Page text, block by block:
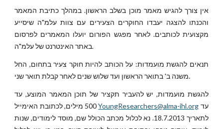
אין צורך להגיש מאמר מוכן בשלב הראשון. במהלך כתיבת המאמר
והכנתו להצגה יעבדו החוקרים הצעירים עם צוות עלמ"ה שיסייע
מקצועית לכותבים. לאחר מפגש הפורום יועלו המאמרים לפרסום
באתר האינטרנט של עלמ"ה.
תנאים להגשת מועמדות: על הכותב להיות חוקר צעיר בתחום, החל
משנה ב' בתואר הראשון ועד שלוש שנים לאחר קבלת תואר שני.
להגשת מועמדות, יש להעביר תקציר של תוכן המאמר המוצע, עד
500 מילים, לכתובת האימיילYoungResearchers@alma-ihl.org
לתאריך 18.7.2013. נא לכלול מכתב הכולל שם, מוסד לימודים, שנות